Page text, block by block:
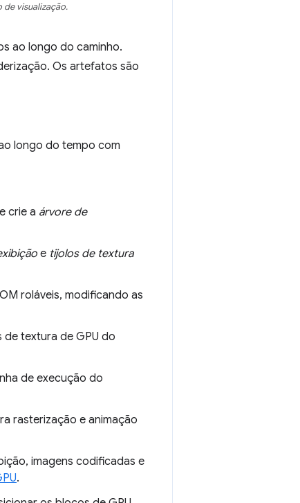
visualização.
ao longo do caminho.
Os artefatos são
longo do tempo com
crie a árvore de
e tijolos de textura
roláveis, modificando as
textura de GPU do
de execução do
rasterização e animação
imagens codificadas e
.